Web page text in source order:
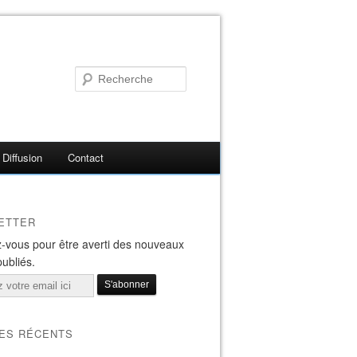
Diffusion Contact
vous pour être averti des nouveaux
RÉCENTS